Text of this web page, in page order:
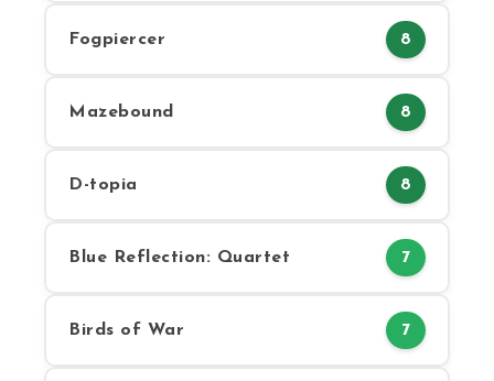
Fogpiercer 8
Mazebound 8
D-topia 8
Blue Reflection: Quartet 7
Birds of War 7